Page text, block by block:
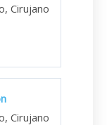
Cirujano
Cirujano